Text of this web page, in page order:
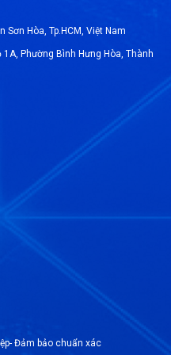
kg
0,008%.
nổ loadcell EX
biệt để cân chính xác:
Type EX PR 6246
thép không gỉ
tới 150% và có độ
các Zone EX 1,
biến lực PR 6202 -
Sơn Hòa, Tp.HCM, Việt Nam
Phường Bình Hưng Hòa, Thành
Đảm bảo chuẩn xác